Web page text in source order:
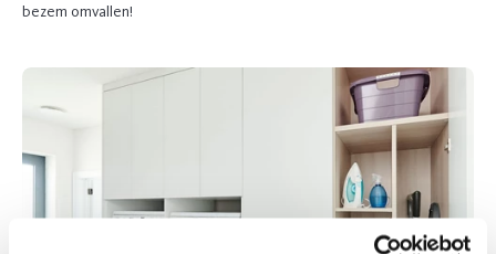
bezem omvallen!